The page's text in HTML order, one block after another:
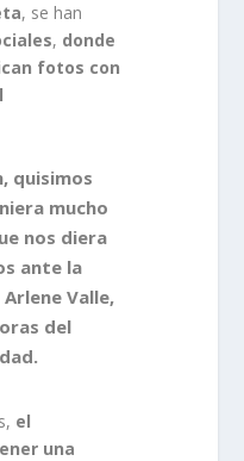
, se han
, donde
fotos con
quisimos
mucho
nos diera
ante la
Valle,
del
el
una